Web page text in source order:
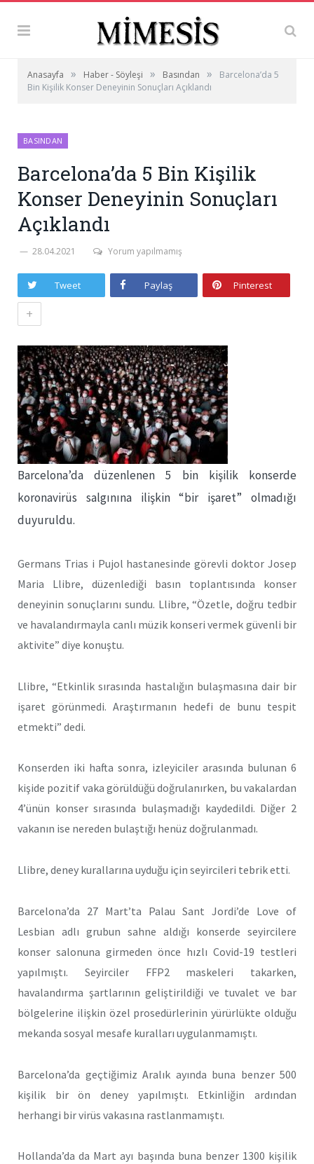
Anasayfa » Haber - Söyleşi » Basından »
Barcelona’da 5
Bin Kişilik Konser Deneyinin Sonuçları Açıklandı
BASINDAN
Barcelona’da 5 Bin Kişilik
Konser Deneyinin Sonuçları
Açıklandı
28.04.2021 Yorum yapılmamış
Tweet Paylaş Pinterest
+
Barcelona’da düzenlenen 5 bin kişilik konserde
koronavirüs salgınına ilişkin “bir işaret” olmadığı
duyuruldu.
Germans Trias i Pujol hastanesinde görevli doktor Josep
Maria Llibre, düzenlediği basın toplantısında konser
deneyinin sonuçlarını sundu. Llibre, “Özetle, doğru tedbir
ve havalandırmayla canlı müzik konseri vermek güvenli bir
aktivite” diye konuştu.
Llibre, “Etkinlik sırasında hastalığın bulaşmasına dair bir
işaret görünmedi. Araştırmanın hedefi de bunu tespit
etmekti” dedi.
Konserden iki hafta sonra, izleyiciler arasında bulunan 6
kişide pozitif vaka görüldüğü doğrulanırken, bu vakalardan
4’ünün konser sırasında bulaşmadığı kaydedildi. Diğer 2
vakanın ise nereden bulaştığı henüz doğrulanmadı.
Llibre, deney kurallarına uyduğu için seyircileri tebrik etti.
Barcelona’da 27 Mart’ta Palau Sant Jordi’de Love of
Lesbian adlı grubun sahne aldığı konserde seyircilere
konser salonuna girmeden önce hızlı Covid-19 testleri
yapılmıştı. Seyirciler FFP2 maskeleri takarken,
havalandırma şartlarının geliştirildiği ve tuvalet ve bar
bölgelerine ilişkin özel prosedürlerinin yürürlükte olduğu
mekanda sosyal mesafe kuralları uygulanmamıştı.
Barcelona’da geçtiğimiz Aralık ayında buna benzer 500
kişilik bir ön deney yapılmıştı. Etkinliğin ardından
herhangi bir virüs vakasına rastlanmamıştı.
Hollanda’da da Mart ayı başında buna benzer 1300 kişilik